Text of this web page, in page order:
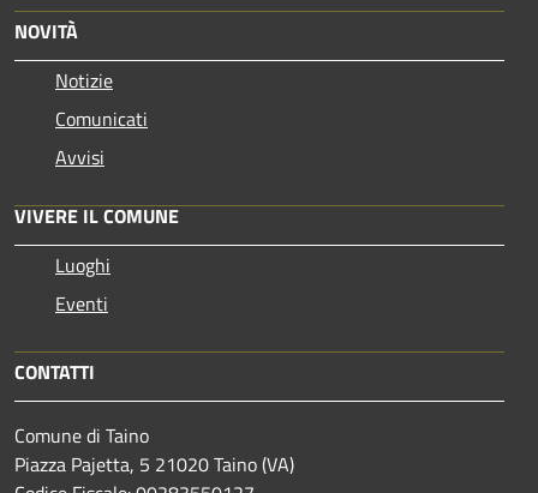
NOVITÀ
Notizie
Comunicati
Avvisi
VIVERE IL COMUNE
Luoghi
Eventi
CONTATTI
Comune di Taino
Piazza Pajetta, 5 21020 Taino (VA)